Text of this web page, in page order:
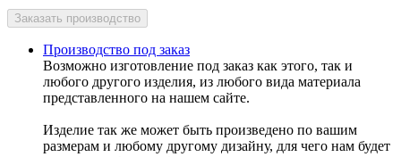
Производство под заказ
Возможно изготовление под заказ как этого, так и
любого другого изделия, из любого вида материала
представленного на нашем сайте.
Изделие так же может быть произведено по вашим
размерам и любому другому дизайну, для чего нам будет